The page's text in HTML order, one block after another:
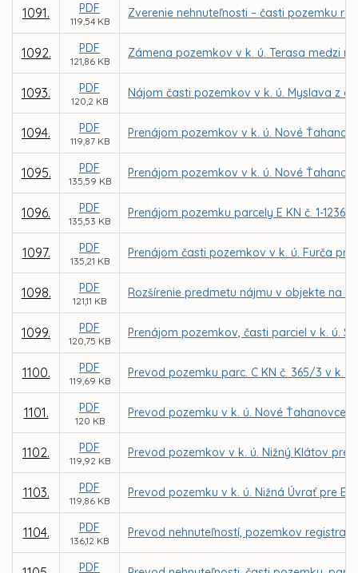
1091. PDF
119,54 KB
Zverenie nehnuteľnosti – časti pozemku
1092. PDF
121,86 KB
Zámena pozemkov v k. ú. Terasa medzi
1093. PDF
120,2 KB
Nájom časti pozemkov v k. ú. Myslava z
1094. PDF
119,87 KB
Prenájom pozemkov v k. ú. Nové
1095. PDF
135,59 KB
Prenájom pozemkov v k. ú. Nové
1096. PDF
135,53 KB
Prenájom pozemku parcely E KN č. 1-
1097. PDF
135,21 KB
Prenájom časti pozemkov v k. ú. Furča
1098. PDF
121,11 KB
Rozšírenie predmetu nájmu v objekte na
1099. PDF
120,75 KB
Prenájom pozemkov, časti parciel v k. ú.
1100. PDF
119,69 KB
Prevod pozemku parc. C KN č. 365/3 v k.
1101. PDF
120 KB
Prevod pozemku v k. ú. Nové Ťahanovce
1102. PDF
119,92 KB
Prevod pozemkov v k. ú. Nižný Klátov
1103. PDF
119,86 KB
Prevod pozemku v k. ú. Nižná Úvrať pre
1104. PDF
136,12 KB
Prevod nehnuteľností, pozemkov registra
PDF